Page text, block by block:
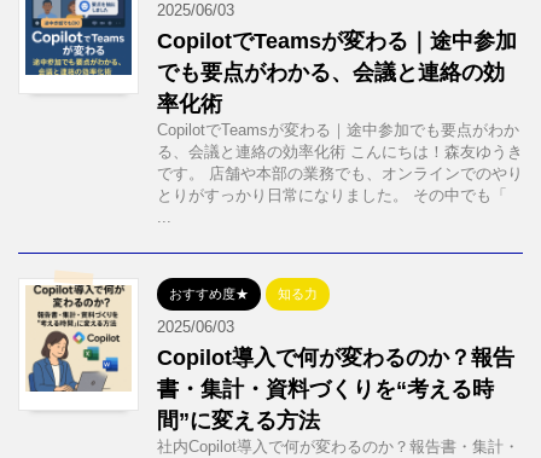
2025/06/03
CopilotでTeamsが変わる｜途中参加
でも要点がわかる、会議と連絡の効
率化術
CopilotでTeamsが変わる｜途中参加でも要点がわか
る、会議と連絡の効率化術 こんにちは！森友ゆうき
です。 店舗や本部の業務でも、オンラインでのやり
とりがすっかり日常になりました。 その中でも「
...
おすすめ度★ 知る力
2025/06/03
Copilot導入で何が変わるのか？報告
書・集計・資料づくりを“考える時
間”に変える方法
社内Copilot導入で何が変わるのか？報告書・集計・